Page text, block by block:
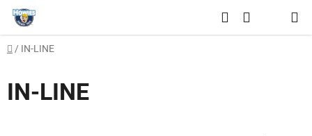
Přejít
obsah
Hledat
Domů
/ IN-LINE
IN-LINE